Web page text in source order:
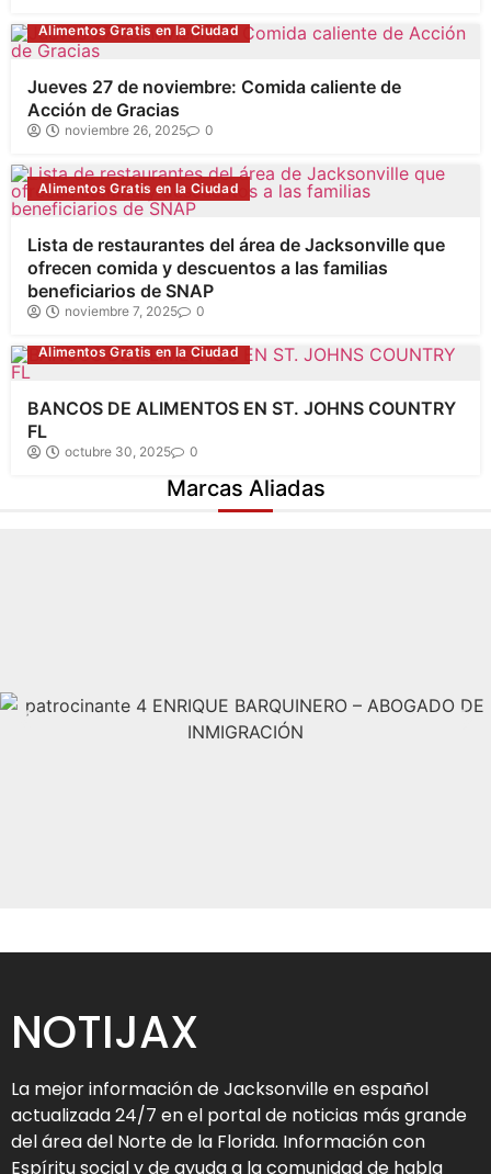
Alimentos Gratis en la Ciudad
Jueves 27 de noviembre: Comida caliente de
Acción de Gracias
noviembre 26, 2025 0
Alimentos Gratis en la Ciudad
Lista de restaurantes del área de Jacksonville que
ofrecen comida y descuentos a las familias
beneficiarios de SNAP
noviembre 7, 2025 0
Alimentos Gratis en la Ciudad
BANCOS DE ALIMENTOS EN ST. JOHNS COUNTRY
FL
octubre 30, 2025 0
Marcas Aliadas
NOTIJAX
La mejor información de Jacksonville en español
actualizada 24/7 en el portal de noticias más grande
del área del Norte de la Florida. Información con
Espíritu social y de ayuda a la comunidad de habla